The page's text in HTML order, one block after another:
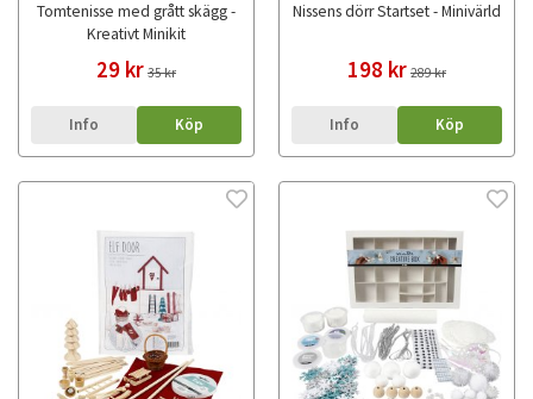
Tomtenisse med grått skägg -
Kreativt Minikit
29 kr 35 kr
Info Köp
Nissens dörr Startset - Minivärld
198 kr 289 kr
Info Köp